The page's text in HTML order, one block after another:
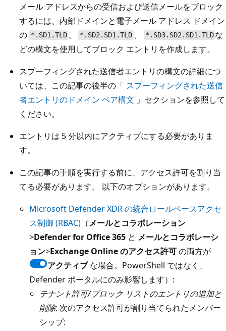
メール アドレスからの受信および送信メールをブロック
するには、内部ドメインと電子メール アドレス ドメイン
の *.SD1.TLD 、 *.SD2.SD1.TLD 、 *.SD3.SD2.SD1.TLD な
どの構文を使用してブロック エントリを作成します。
スプーフィングされた送信者エントリの構文の詳細につ
いては、この記事の後半の「 スプーフィングされた送信
者エントリのドメイン ペア構文 」セクションを参照して
ください。
エントリは 5 分以内にアクティブにする必要がありま
す。
この記事の手順を実行する前に、アクセス許可を割り当
てる必要があります。 以下のオプションがあります。
Microsoft Defender XDR の統合ロールベースアクセ
ス制御 (RBAC) （メールとコラボレーション
>Defender for Office 365 と メールとコラボレーシ
ョン>Exchange Online のアクセス許可の両方が
アクティブな場合。PowerShell ではなく、
Defender ポータルにのみ影響します）:
テナント許可/ブロック リストのエントリの追加と
削除: 次のアクセス許可が割り当てられたメンバー
シップ: